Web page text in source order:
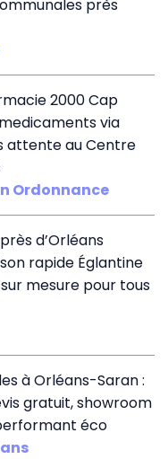
près
2000 Cap
via
attente au Centre
Ordonnance
d’Orléans
rapide Églantine
mesure pour tous
à Orléans-Saran :
gratuit, showroom
éco